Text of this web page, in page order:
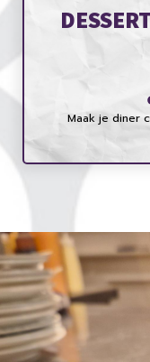
Maak je diner